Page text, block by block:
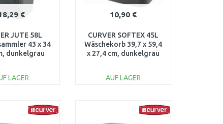
€
JUTE 58L
43 x 34
dunkelgrau
LAGER
10,90 €
CURVER SOFTEX 45L
Wäschekorb 39,7 x 59,4
x 27,4 cm, dunkelgrau
AUF LAGER